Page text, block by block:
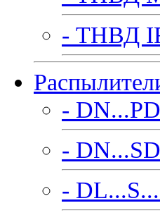
- ТНВД
-
-
-